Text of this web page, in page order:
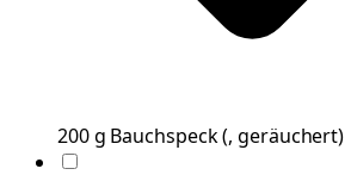
200g Bauchspeck(, geräuchert)